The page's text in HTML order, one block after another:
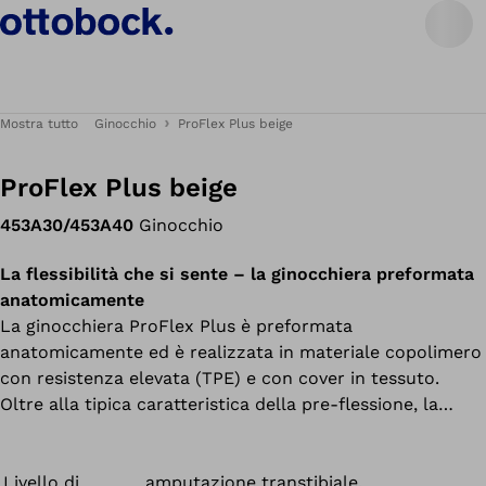
Mostra tutto Ginocchio ProFlex Plus beige
ProFlex Plus beige
453A30/453A40 Ginocchio
La flessibilità che si sente – la ginocchiera preformata
anatomicamente
La ginocchiera ProFlex Plus è preformata
anatomicamente ed è realizzata in materiale copolimero
con resistenza elevata (TPE) e con cover in tessuto.
Oltre alla tipica caratteristica della pre-flessione, la